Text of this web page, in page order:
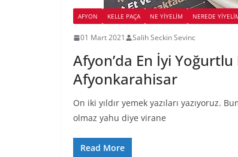
AFYON KELLE PAÇA NE YİYELİM NEREDE
01 Mart 2021 Salih Seckin Sevinc
Afyon’da En İyi
Afyonkarahisar
On iki yıldır yemek yazıları yazıyoruz.
olmaz yahu diye virane
Read More